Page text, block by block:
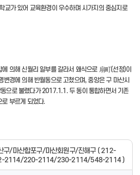
교가 있어 교육환경이 우수하며 시가지의 중심지로
의해 신월리 일부를 갈라서 왜식으로 扇町(선정)이
경에 의해 반월동으로 고쳤으며, 중앙은 구 마산시
으로 불렸다가 2017.1.1. 두 동이 통합하면서 기존
로 부르게 되었다.
구/마산합포구/마산회원구/진해구 ( 212-
2114/220-2114/230-2114/548-2114 )